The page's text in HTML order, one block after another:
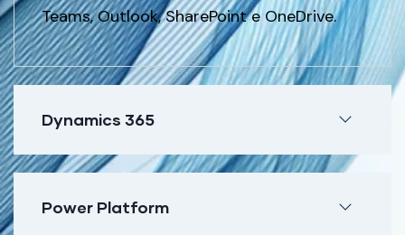
Teams, Outlook, SharePoint e OneDrive.
Dynamics 365
Power Platform